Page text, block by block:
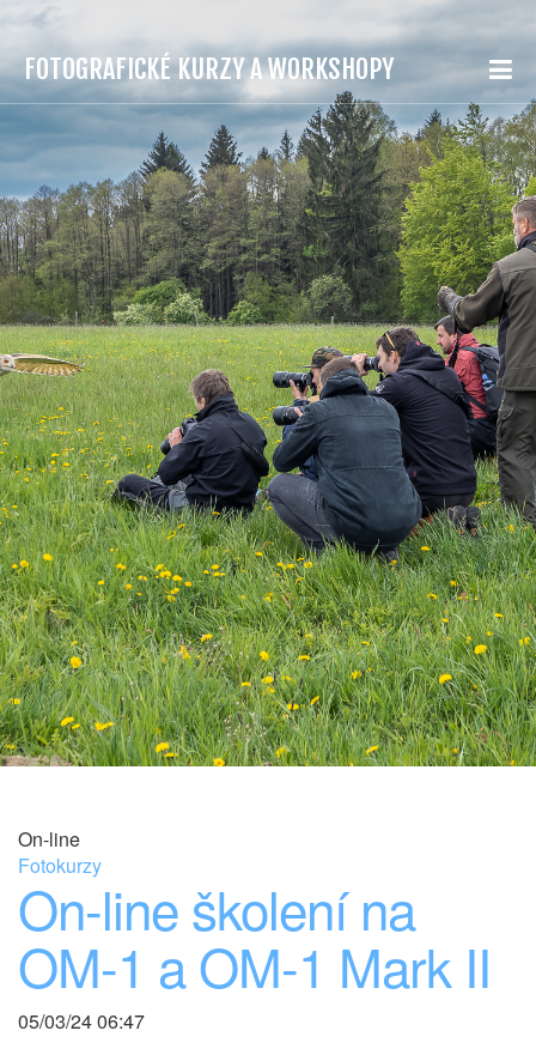
FOTOGRAFICKÉ KURZY A WORKSHOPY
On-line
Fotokurzy
On-line školení na
OM-1 a OM-1 Mark II
05/03/24 06:47